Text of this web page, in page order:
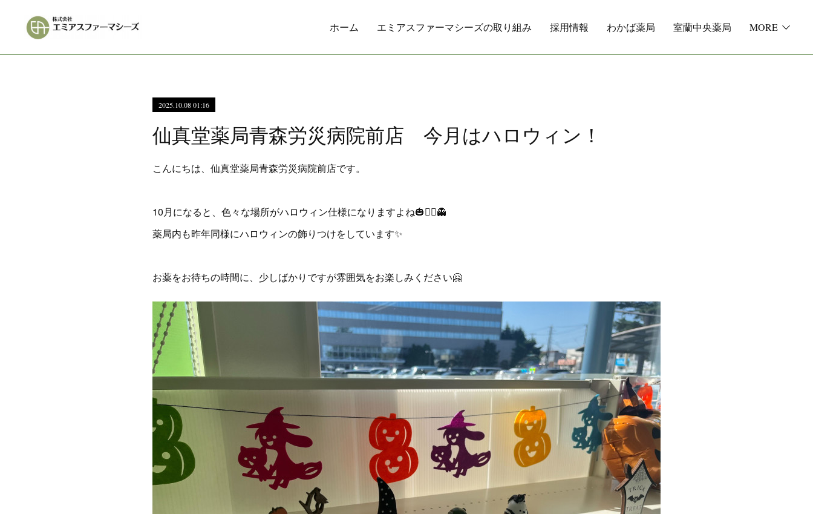
ホーム エミアスファーマシーズの取り組み 採用情報 わかば薬局 室蘭中央薬局 MORE
2025.10.08 01:16
仙真堂薬局青森労災病院前店 今月はハロウィン！
こんにちは、仙真堂薬局青森労災病院前店です。
10月になると、色々な場所がハロウィン仕様になりますよね🎃🧙‍♀️👻
薬局内も昨年同様にハロウィンの飾りつけをしています✨
お薬をお待ちの時間に、少しばかりですが雰囲気をお楽しみください🤗